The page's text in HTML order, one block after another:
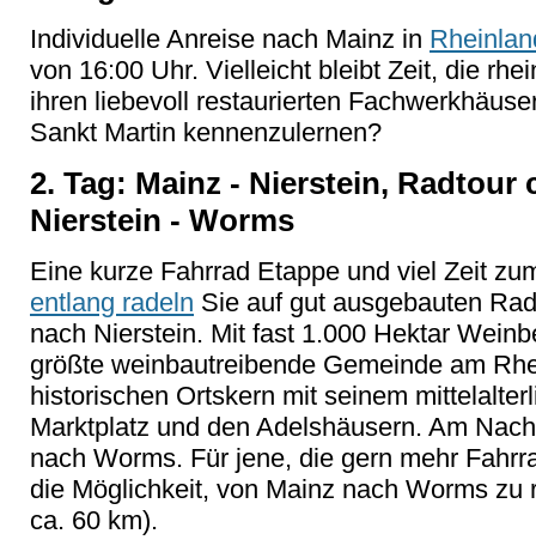
Individuelle Anreise nach Mainz in
von 16:00 Uhr. Vielleicht bleibt Zeit, die
ihren liebevoll restaurierten
Sankt Martin kennenzulernen?
2. Tag: Mainz - Nierstein, Radtour
Nierstein - Worms
Eine kurze Fahrrad Etappe und viel Zeit
entlang radeln Sie auf gut ausgebauten
nach Nierstein. Mit fast 1.000 Hektar
größte weinbautreibende Gemeinde am
historischen Ortskern mit seinem
Marktplatz und den Adelshäusern. Am
nach Worms. Für jene, die gern mehr
die Möglichkeit, von Mainz nach Worms
ca. 60 km).